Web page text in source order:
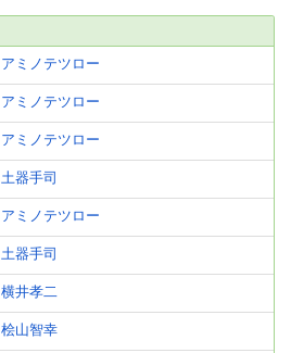
アミノテツロー
アミノテツロー
アミノテツロー
土器手司
アミノテツロー
土器手司
横井孝二
桧山智幸